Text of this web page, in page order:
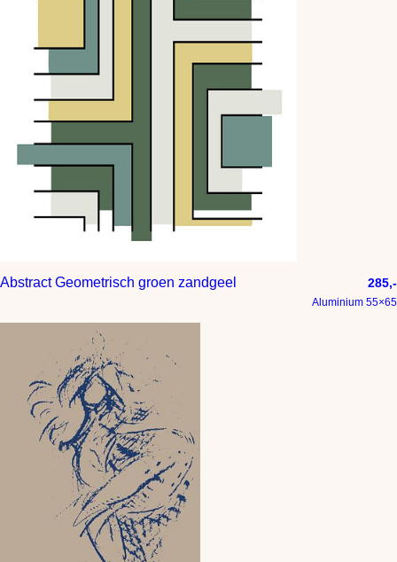
Abstract Geometrisch groen zandgeel 285,-
Aluminium 55×65